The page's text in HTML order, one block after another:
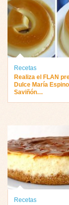
Recetas
Realiza el FLAN
Dulce María
Saviñón…
Recetas